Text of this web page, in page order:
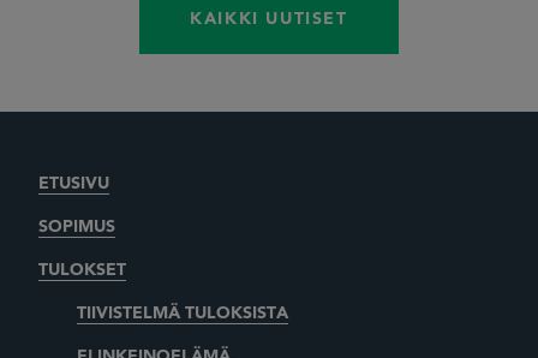
KAIKKI UUTISET
ETUSIVU
SOPIMUS
TULOKSET
TIIVISTELMÄ TULOKSISTA